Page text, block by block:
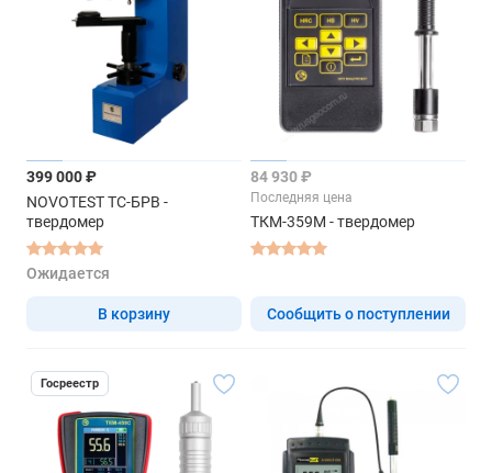
399 000 ₽
NOVOTEST ТС-БРВ -
твердомер
Ожидается
В корзину
84 930 ₽
Последняя цена
ТКМ-359М - твердомер
Сообщить о поступлении
Госреестр